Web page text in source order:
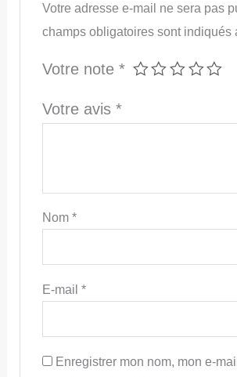
Votre adresse e-mail ne sera pas
champs obligatoires sont indiqués
Votre note *
Votre avis *
Nom *
E-mail *
Enregistrer mon nom, mon e-